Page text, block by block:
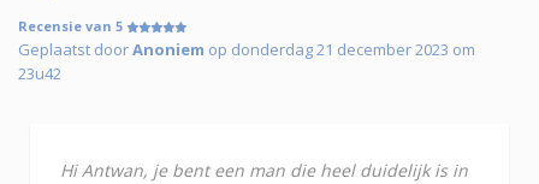
Recensie van 5
Geplaatst doorAnoniem op donderdag 21 december 2023 om
23u42
Hi Antwan, je bent een man die heel duidelijk is in